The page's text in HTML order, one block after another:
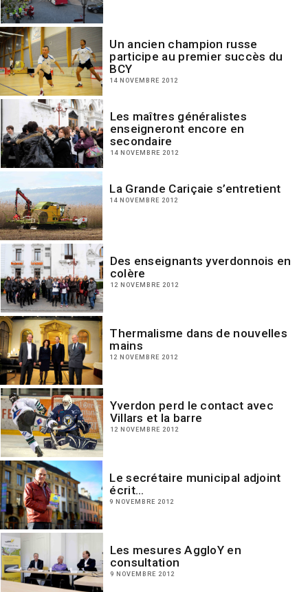
Un ancien champion russe
participe au premier succès du
BCY
14 NOVEMBRE 2012
Les maîtres généralistes
enseigneront encore en
secondaire
14 NOVEMBRE 2012
La Grande Cariçaie s’entretient
14 NOVEMBRE 2012
Des enseignants yverdonnois en
colère
12 NOVEMBRE 2012
Thermalisme dans de nouvelles
mains
12 NOVEMBRE 2012
Yverdon perd le contact avec
Villars et la barre
12 NOVEMBRE 2012
Le secrétaire municipal adjoint
écrit…
9 NOVEMBRE 2012
Les mesures AggloY en
consultation
9 NOVEMBRE 2012